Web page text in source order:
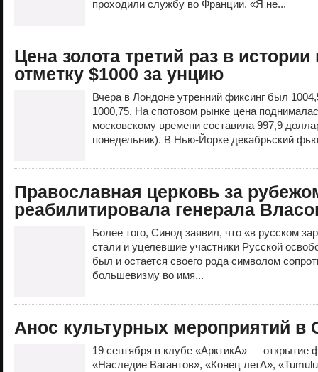
проходили службу во Франции. «Я не...
Цена золота третий раз в
отметку $1000 за унцию
Вчера в Лондоне утренний фиксинг был
1000,75. На спотовом рынке цена
московскому времени составила 997,9
понедельник). В Нью-Йорке декабрьский
Православная церковь за
реабилитировала генерала
Более того, Синод заявил, что «в русском
стали и уцелевшие участники Русской
был и остается своего рода символом
большевизму во имя...
Анос культурных мероприятий в
19 сентября в клубе «АрктикА» — открытие
«Наследие Вагантов», «Конец летА»,